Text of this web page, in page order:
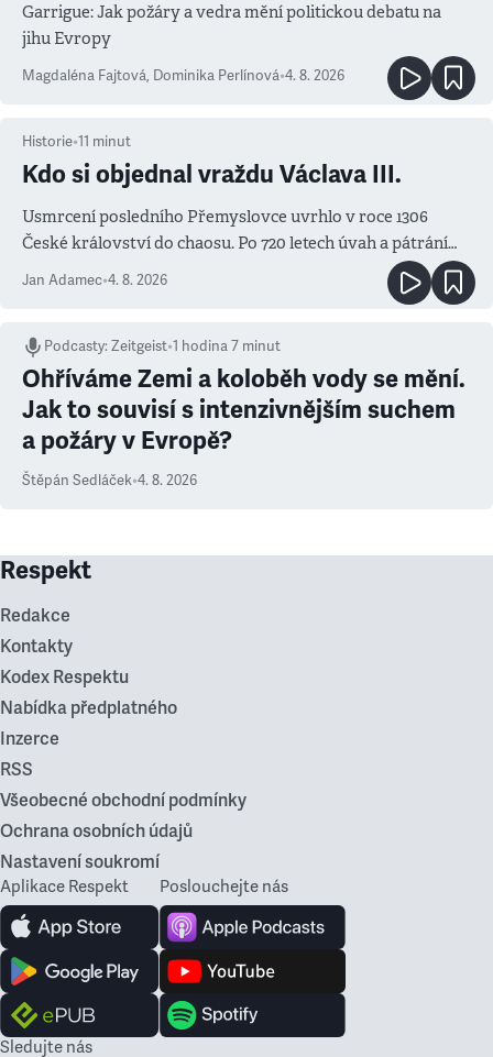
Garrigue: Jak požáry a vedra mění politickou debatu na
jihu Evropy
Magdaléna Fajtová, Dominika Perlínová•4. 8. 2026
Historie•11 minut
Kdo si objednal vraždu Václava III.
Usmrcení posledního Přemyslovce uvrhlo v roce 1306
České království do chaosu. Po 720 letech úvah a pátrání
známe jména podezřelých
Jan Adamec•4. 8. 2026
Podcasty:Zeitgeist•1 hodina 7 minut
Ohříváme Zemi a koloběh vody se mění.
Jak to souvisí s intenzivnějším suchem
a požáry v Evropě?
Štěpán Sedláček•4. 8. 2026
Respekt
Redakce
Kontakty
Kodex Respektu
Nabídka předplatného
Inzerce
RSS
Všeobecné obchodní podmínky
Ochrana osobních údajů
Nastavení soukromí
Aplikace Respekt Poslouchejte nás
Sledujte nás